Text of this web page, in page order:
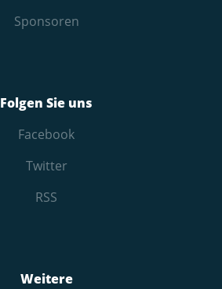
Sponsoren
Folgen Sie uns
Facebook
Twitter
RSS
Weitere